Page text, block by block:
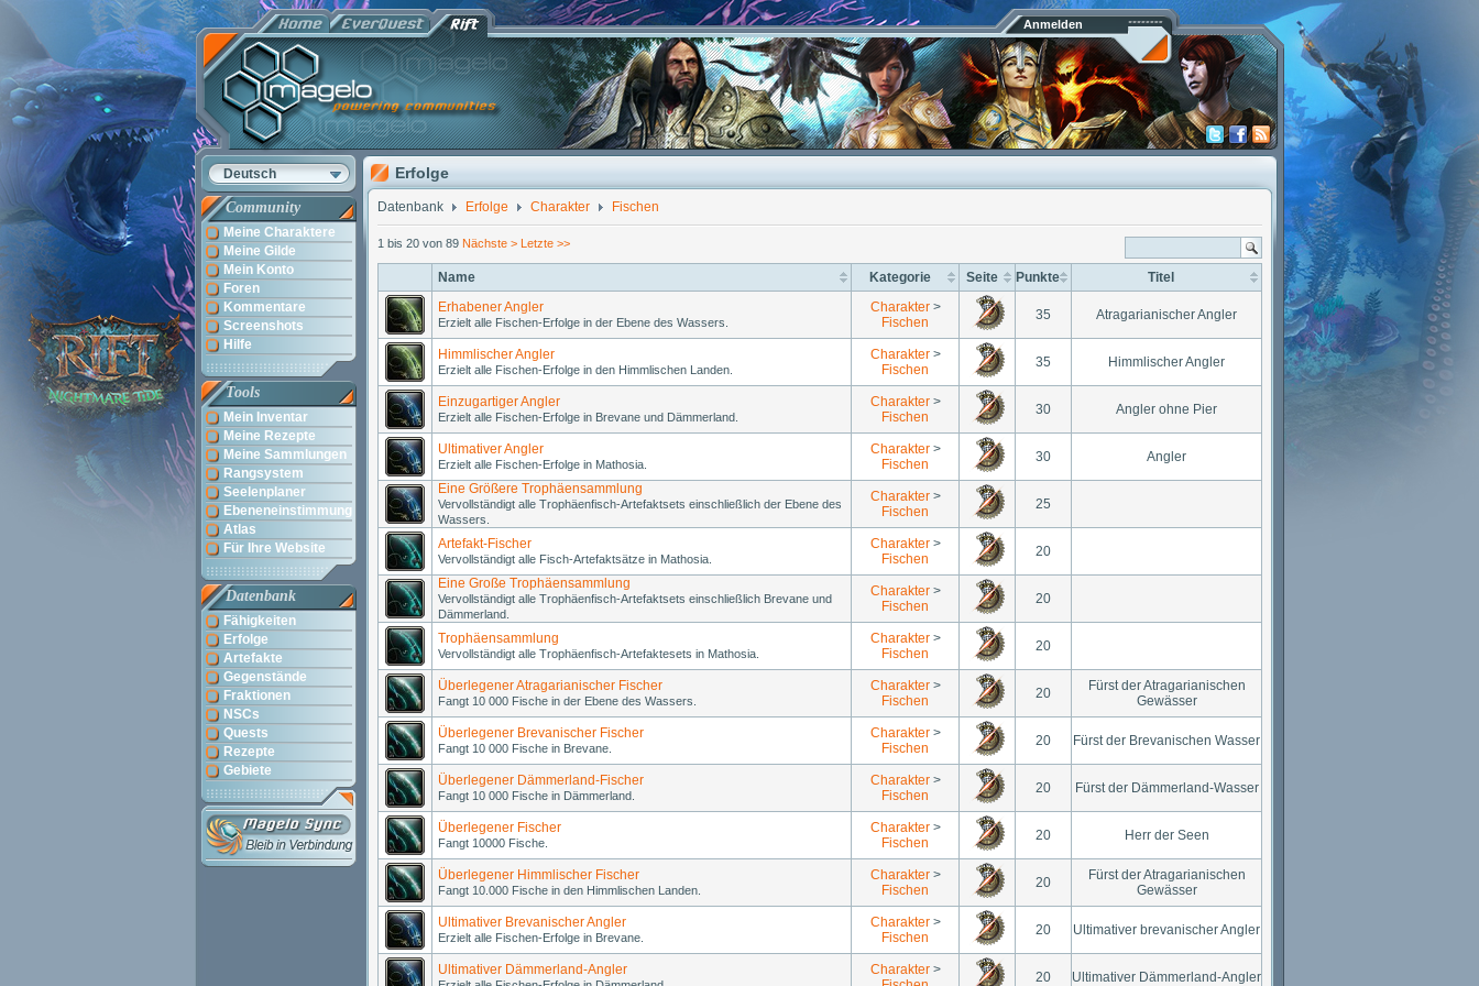
Anmelden
Deutsch
Community
Meine Charaktere
Meine Gilde
Mein Konto
Foren
Kommentare
Screenshots
Hilfe
Tools
Mein Inventar
Meine Rezepte
Meine Sammlungen
Rangsystem
Seelenplaner
Ebeneneinstimmung
Atlas
Für Ihre Website
Datenbank
Fähigkeiten
Erfolge
Artefakte
Gegenstände
Fraktionen
NSCs
Quests
Rezepte
Gebiete
Erfolge
Datenbank Erfolge Charakter Fischen
1 bis 20 von 89 Nächste > Letzte >>
Name Kategorie Seite Punkte
Titel
Erhabener Angler
Erzielt alle Fischen-Erfolge in der Ebene des Wassers.
Charakter>
Fischen
35 Atragarianischer Angler
Himmlischer Angler
Erzielt alle Fischen-Erfolge in den Himmlischen Landen.
Charakter>
Fischen
35 Himmlischer Angler
Einzugartiger Angler
Erzielt alle Fischen-Erfolge in Brevane und Dämmerland.
Charakter>
Fischen
30 Angler ohne Pier
Ultimativer Angler
Erzielt alle Fischen-Erfolge in Mathosia.
Charakter>
Fischen
30 Angler
Eine Größere Trophäensammlung
Vervollständigt alle Trophäenfisch-Artefaktsets einschließlich der Ebene des
Wassers.
Charakter>
Fischen
25
Artefakt-Fischer
Vervollständigt alle Fisch-Artefaktsätze in Mathosia.
Charakter>
Fischen
20
Eine Große Trophäensammlung
Vervollständigt alle Trophäenfisch-Artefaktsets einschließlich Brevane und
Dämmerland.
Charakter>
Fischen
20
Trophäensammlung
Vervollständigt alle Trophäenfisch-Artefaktesets in Mathosia.
Charakter>
Fischen
20
Überlegener Atragarianischer Fischer
Fangt 10 000 Fische in der Ebene des Wassers.
Charakter>
Fischen
20
Fürst der Atragarianischen
Gewässer
Überlegener Brevanischer Fischer
Fangt 10 000 Fische in Brevane.
Charakter>
Fischen
20 Fürst der Brevanischen Wasser
Überlegener Dämmerland-Fischer
Fangt 10 000 Fische in Dämmerland.
Charakter>
Fischen
20 Fürst der Dämmerland-Wasser
Überlegener Fischer
Fangt 10000 Fische.
Charakter>
Fischen
20 Herr der Seen
Überlegener Himmlischer Fischer
Fangt 10.000 Fische in den Himmlischen Landen.
Charakter>
Fischen
20
Fürst der Atragarianischen
Gewässer
Ultimativer Brevanischer Angler
Erzielt alle Fischen-Erfolge in Brevane.
Charakter>
Fischen
20 Ultimativer brevanischer Angler
Ultimativer Dämmerland-Angler Charakter>
20 Ultimativer Dämmerland-Angler